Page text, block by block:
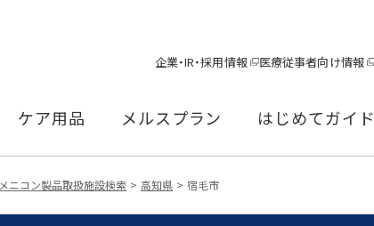
企業・IR・採用情報 医療従事者向け情報
ケア用品 メルスプラン はじめてガイド
メニコン製品取扱施設検索 高知県 宿毛市